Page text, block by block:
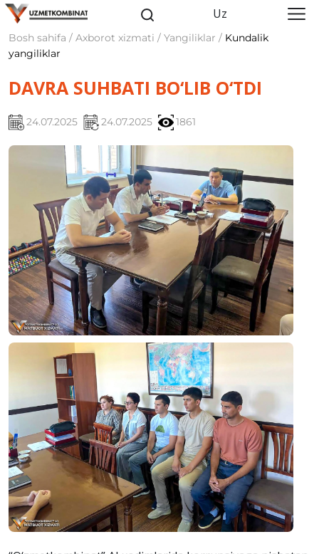
Uz
Bosh sahifa / Axborot xizmati / Yangiliklar / Kundalik
yangiliklar
DAVRA SUHBATI BO‘LIB O‘TDI
24.07.2025 24.07.2025 1861